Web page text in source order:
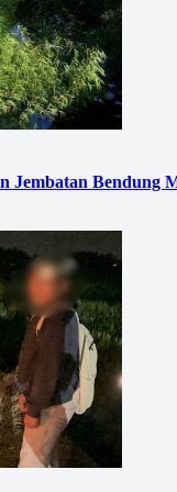
Jembatan Bendung